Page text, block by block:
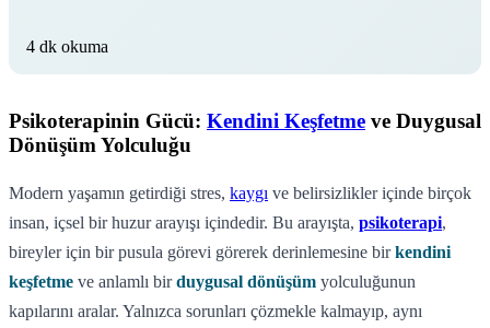
4 dk okuma
Psikoterapinin Gücü: Kendini Keşfetme ve Duygusal
Dönüşüm Yolculuğu
Modern yaşamın getirdiği stres, kaygı ve belirsizlikler içinde birçok
insan, içsel bir huzur arayışı içindedir. Bu arayışta, psikoterapi,
bireyler için bir pusula görevi görerek derinlemesine birkendini
keşfetme ve anlamlı birduygusal dönüşüm yolculuğunun
kapılarını aralar. Yalnızca sorunları çözmekle kalmayıp, aynı